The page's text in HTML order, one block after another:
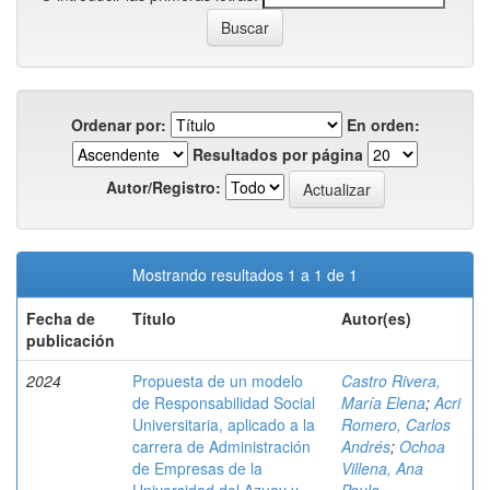
Ordenar por:
En orden:
Resultados por página
Autor/Registro:
Mostrando resultados 1 a 1 de 1
Fecha de
publicación
Título Autor(es)
2024
Propuesta de un modelo
de Responsabilidad Social
Universitaria, aplicado a la
carrera de Administración
de Empresas de la
Castro Rivera,
María Elena;Acri
Romero, Carlos
Andrés; Ochoa
Villena, Ana